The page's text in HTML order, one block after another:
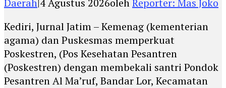
Kediri, Jurnal Jatim – Kemenag (kementerian
agama) dan Puskesmas memperkuat
Poskestren, (Pos Kesehatan Pesantren
(Poskestren) dengan membekali santri Pondok
Pesantren Al Ma’ruf, Bandar Lor, Kecamatan